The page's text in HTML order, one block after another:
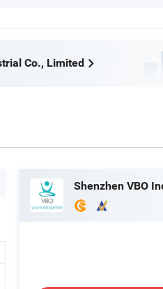
Co., Limited